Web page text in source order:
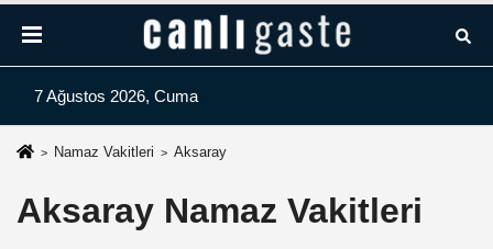
7 Ağustos 2026, Cuma
Namaz Vakitleri Aksaray
Aksaray Namaz Vakitleri